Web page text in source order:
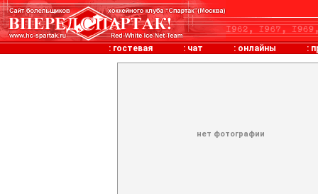
: гостевая : чат : онлайны :
нет фотографии